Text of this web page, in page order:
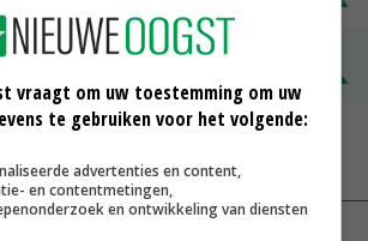
€ 345,00
MEER MARKTPRIJZEN
vraagt om uw toestemming om uw
te gebruiken voor het volgende:
advertenties en content,
en contentmetingen,
en ontwikkeling van diensten